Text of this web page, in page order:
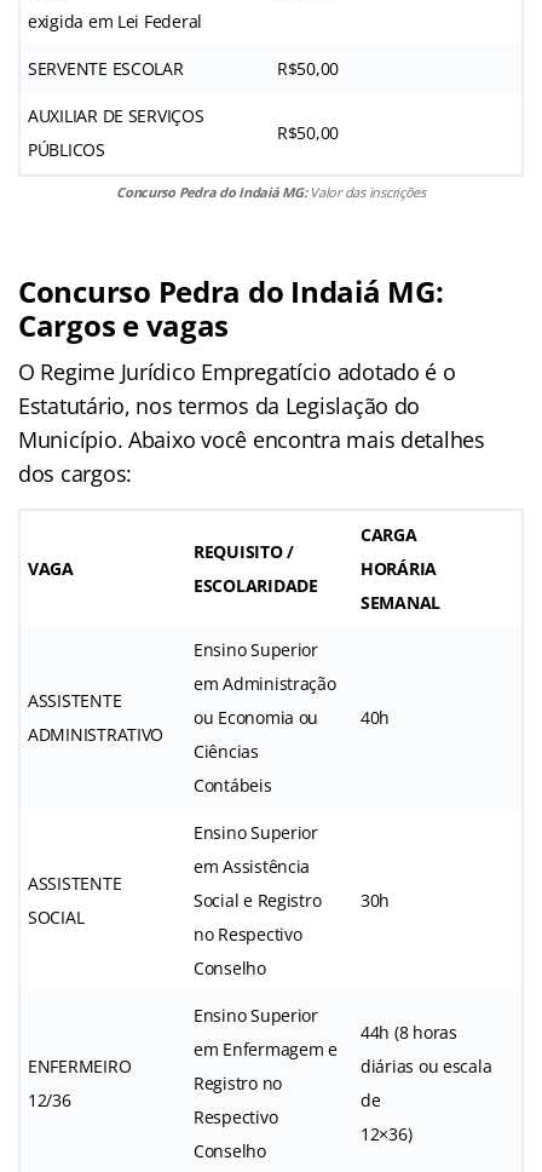
exigida em Lei Federal
SERVENTE ESCOLAR R$50,00
AUXILIAR DE SERVIÇOS
PÚBLICOS
R$50,00
Concurso Pedra do Indaiá MG: Valor das inscrições
Concurso Pedra do Indaiá MG:
Cargos e vagas
O Regime Jurídico Empregatício adotado é o
Estatutário, nos termos da Legislação do
Município. Abaixo você encontra mais detalhes
dos cargos:
VAGA
REQUISITO /
ESCOLARIDADE
CARGA
HORÁRIA
SEMANAL
ASSISTENTE
ADMINISTRATIVO
Ensino Superior
em Administração
ou Economia ou
Ciências
Contábeis
40h
ASSISTENTE
SOCIAL
Ensino Superior
em Assistência
Social e Registro
no Respectivo
Conselho
30h
ENFERMEIRO
12/36
Ensino Superior
em Enfermagem e
Registro no
Respectivo
Conselho
44h (8 horas
diárias ou escala
de
12×36)